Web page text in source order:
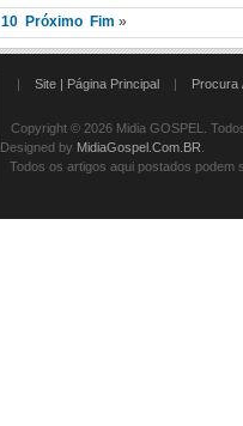
10 Próximo Fim »
| Site | Página Principal | Procura
Copyright © 2026 Midia GOSPEL.
Designed by MidiaGospel.Com.BR
Todos os artigos aqui postados podem